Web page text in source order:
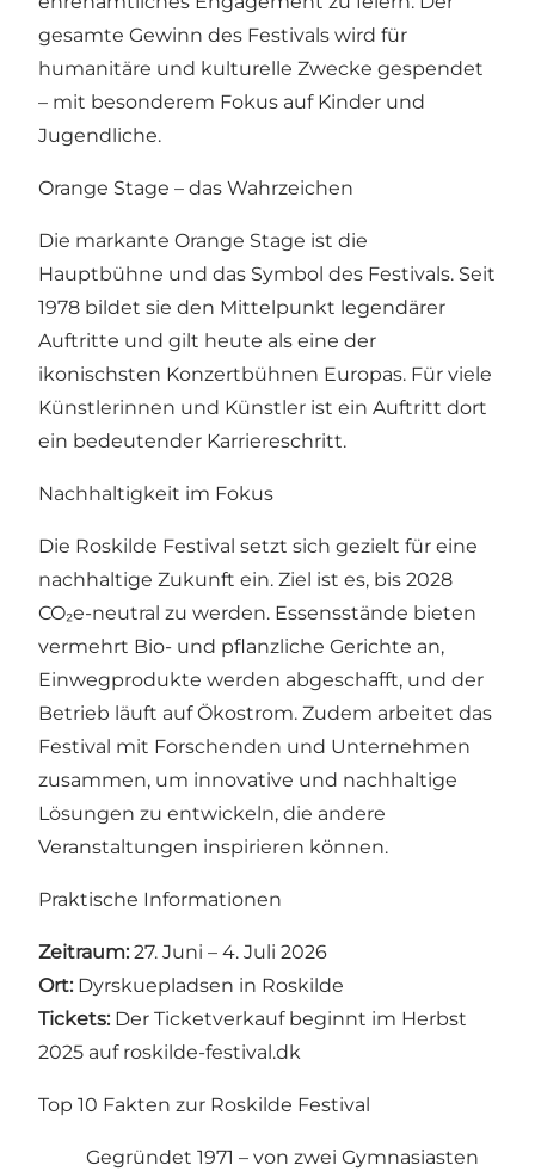
gesamte Gewinn des Festivals wird für
humanitäre und kulturelle Zwecke gespendet
– mit besonderem Fokus auf Kinder und
Jugendliche.
Orange Stage – das Wahrzeichen
Die markante Orange Stage ist die
Hauptbühne und das Symbol des Festivals. Seit
1978 bildet sie den Mittelpunkt legendärer
Auftritte und gilt heute als eine der
ikonischsten Konzertbühnen Europas. Für viele
Künstlerinnen und Künstler ist ein Auftritt dort
ein bedeutender Karriereschritt.
Nachhaltigkeit im Fokus
Die Roskilde Festival setzt sich gezielt für eine
nachhaltige Zukunft ein. Ziel ist es, bis 2028
CO₂e-neutral zu werden. Essensstände bieten
vermehrt Bio- und pflanzliche Gerichte an,
Einwegprodukte werden abgeschafft, und der
Betrieb läuft auf Ökostrom. Zudem arbeitet das
Festival mit Forschenden und Unternehmen
zusammen, um innovative und nachhaltige
Lösungen zu entwickeln, die andere
Veranstaltungen inspirieren können.
Praktische Informationen
Zeitraum: 27. Juni – 4. Juli 2026
Ort: Dyrskuepladsen in Roskilde
Tickets: Der Ticketverkauf beginnt im Herbst
2025 auf roskilde-festival.dk
Top 10 Fakten zur Roskilde Festival
Gegründet 1971 – von zwei Gymnasiasten